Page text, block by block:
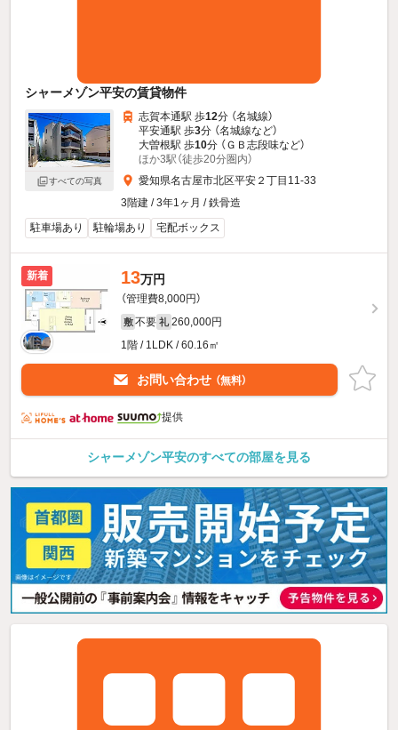
シャーメゾン平安の賃貸物件
すべての写真
志賀本通駅 歩12分 （名城線）
平安通駅 歩3分 （名城線など）
大曽根駅 歩10分 （ＧＢ志段味など）
ほか3駅（徒歩20分圏内）
愛知県名古屋市北区平安２丁目11-33
3階建 / 3年1ヶ月 / 鉄骨造
駐車場あり
駐輪場あり 宅配ボックス
新着 13万円
（管理費8,000円）
敷 不要 礼 260,000円
1階 / 1LDK / 60.16㎡
お問い合わせ （無料）
提供
シャーメゾン平安のすべての部屋を見る